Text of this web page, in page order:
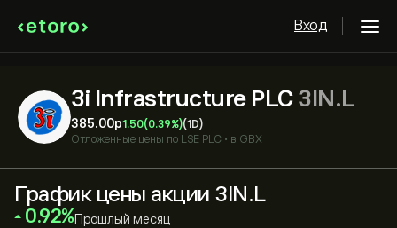
Вход
3i Infrastructure PLC 3IN.L
385.00‎p‎1.50(0.39%)(1D)
Отложенные цены по LSE PLC • в GBX
График цены акции 3IN.L
‎0.92‎ Прошлый месяц